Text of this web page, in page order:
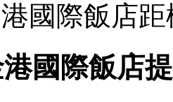
國際飯店
國際飯店